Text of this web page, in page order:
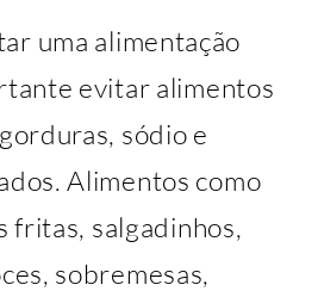
uma alimentação
evitar alimentos
sódio e
Alimentos como
fritas, salgadinhos,
sobremesas,